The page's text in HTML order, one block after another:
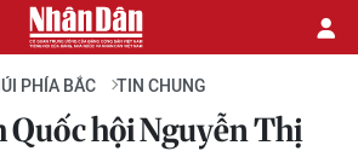
PHÍA BẮC TIN CHUNG
Quốc hội Nguyễn Thị